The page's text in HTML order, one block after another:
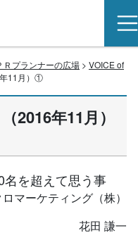
Ｒプランナーの広場 > VOICE of
11月）①
2016年11月）
名を超えて思う事
マーケティング（株）
花田 謙一